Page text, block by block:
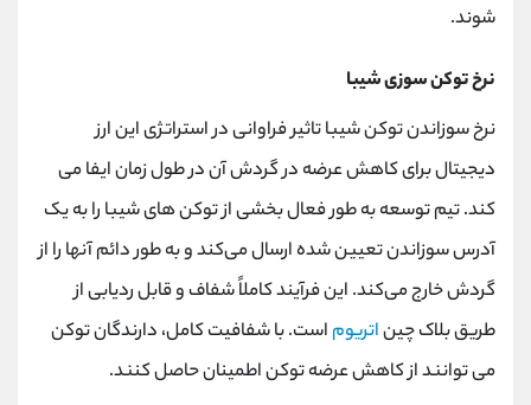
شوند.
نرخ توکن سوزی شیبا
نرخ سوزاندن توکن شیبا تاثیر فراوانی در استراتژی این ارز
دیجیتال برای کاهش عرضه در گردش آن در طول زمان ایفا می
کند. تیم توسعه به طور فعال بخشی از توکن ‌های شیبا را به یک
آدرس سوزاندن تعیین‌ شده ارسال می‌کند و به ‌طور دائم آنها را از
گردش خارج می‌کند. این فرآیند کاملاً شفاف و قابل ردیابی از
طریق بلاک چیناتریوم است. با شفافیت کامل، دارندگان توکن
می توانند از کاهش عرضه توکن اطمینان حاصل کنند.